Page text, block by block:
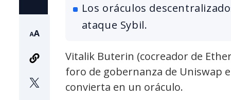
Los oráculos
ataque Sybil.
Vitalik Buterin (cocreador de
foro de gobernanza de Uniswap
convierta en un oráculo.